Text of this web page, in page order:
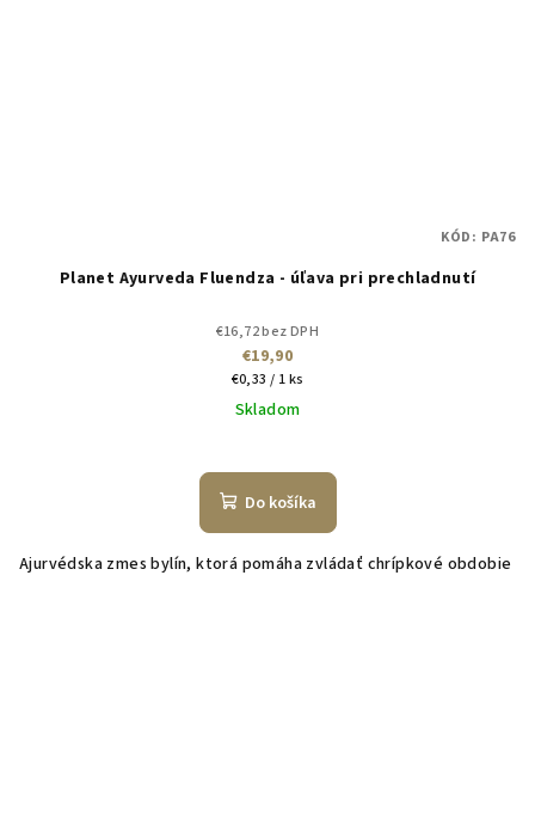
Planet Ayurveda Fluendza - úľava pri prechladnutí
€16,72 bez DPH
€19,90
Jednotková
cena:
€0,33 / 1 ks
Skladom
Do košíka
Ajurvédska zmes bylín, ktorá pomáha zvládať chrípkové obdobie
KÓD: PA76